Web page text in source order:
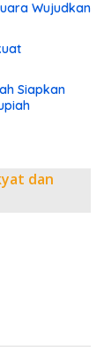
Wujudkan
Siapkan
dan